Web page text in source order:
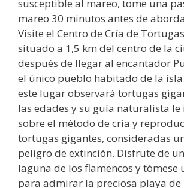
susceptible al mareo, tome una
mareo 30 minutos antes de
Visite el Centro de Cría de
situado a 1,5 km del centro de la
después de llegar al encantador
el único pueblo habitado de la isla
este lugar observará tortugas
las edades y su guía naturalista
sobre el método de cría y
tortugas gigantes, consideradas
peligro de extinción. Disfrute de
laguna de los flamencos y tómese
para admirar la preciosa playa de